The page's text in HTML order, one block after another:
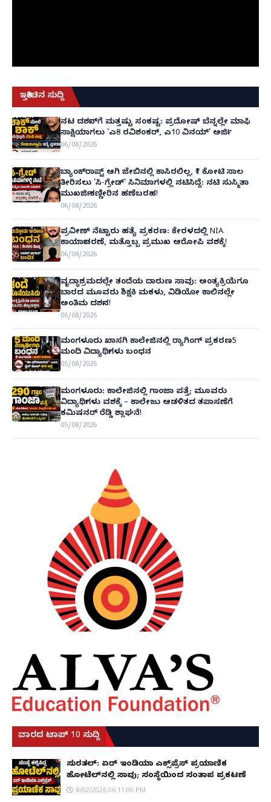
ಇತ್ತೀಚಿನ ಸುದ್ದಿ
ನಟ ದರ್ಶನ್‌ಗೆ ಮತ್ತಷ್ಟು ಸಂಕಷ್ಟ: ಪ್ರದೋಷ್ ಬೆನ್ನಲ್ಲೇ ಮಾಫಿ
ಸಾಕ್ಷಿಯಾಗಲು 'ಎ8 ರವಿಶಂಕರ್, ಎ10 ವಿನಯ್' ಅರ್ಜಿ!
06/08/2026
ಬ್ಯಾಂಕ್‌ರಾಪ್ಟ್‌ ಆಗಿ ಜೇಬಿನಲ್ಲಿ ಕಾಸಿರಲಿಲ್ಲ, ₹1 ಕೋಟಿ ಸಾಲ
ತೀರಿಸಲು 'ಸಿ-ಗ್ರೇಡ್' ಸಿನಿಮಾಗಳಲ್ಲಿ ನಟಿಸಿದ್ದೆ: ನಟಿ ಸುಸ್ಮಿತಾ
ಮುಖರ್ಜಿ ಕಣ್ಣೀರಿನ ಹಣೆಬರಹ!
06/08/2026
ಪ್ರವೀಣ್ ನೆಟ್ಟಾರು ಹತ್ಯೆ ಪ್ರಕರಣ: ಕೇರಳದಲ್ಲಿ NIA
ಕಾರ್ಯಾಚರಣೆ, ಮತ್ತೊಬ್ಬ ಪ್ರಮುಖ ಆರೋಪಿ ವಶಕ್ಕೆ!
06/08/2026
ವೃದ್ಧಾಶ್ರಮದಲ್ಲೇ ತಂದೆಯ ದಾರುಣ ಸಾವು: ಅಂತ್ಯಕ್ರಿಯೆಗೂ
ಬಾರದ ಮೂವರು ಶಿಕ್ಷಕಿ ಮಕಳು, ವಿಡಿಯೋ ಕಾಲಿನಲ್ಲೇ
ಅಂತಿಮ ದರ್ಶನ!
06/08/2026
ಮಂಗಳೂರು ಖಾಸಗಿ ಕಾಲೇಜಿನಲ್ಲಿ ರ‌್ಯಾಗಿಂಗ್ ಪ್ರಕರಣ5
ಮಂದಿ ವಿದ್ಯಾರ್ಥಿಗಳು ಬಂಧನ
05/08/2026
ಮಂಗಳೂರು: ಕಾಲೇಜಿನಲ್ಲಿ ಗಾಂಜಾ ಪತ್ತೆ; ಮೂವರು
ವಿದ್ಯಾರ್ಥಿಗಳು ವಶಕ್ಕೆ – ಕಾಲೇಜು ಆಡಳಿತದ ತಪಾಸಣೆಗೆ
ಕಮಿಷನರ್ ರೆಡ್ಡಿ ಶ್ಲಾಘನೆ!
05/08/2026
ವಾರದ ಟಾಪ್ 10 ಸುದ್ದಿ
ಸುರತ್ಕಲ್: ಏರ್ ಇಂಡಿಯಾ ಎಕ್ಸ್‌ಪ್ರೆಸ್ ಪ್ರಯಾಣಿಕ
ಹೋಟೆಲ್‌ನಲ್ಲಿ ಸಾವು; ಸಂಸ್ಥೆಯಿಂದ ಸಂತಾಪ ಪ್ರಕಟಣೆ
8/02/2026 06:11:00 PM